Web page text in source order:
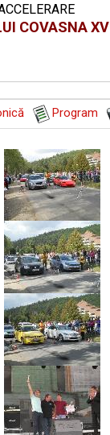
COVASNA XV
Program